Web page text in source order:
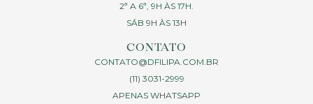
2ª A 6ª, 9H ÀS 17H.
SÁB 9H ÀS 13H
CONTATO
CONTATO@DFILIPA.COM.BR
(11) 3031-2999
APENAS WHATSAPP